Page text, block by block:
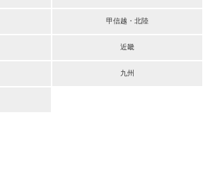
甲信越・北陸
近畿
九州